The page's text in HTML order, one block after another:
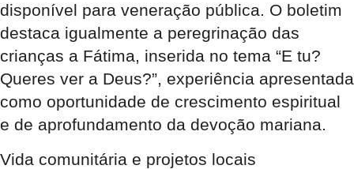
disponível para veneração pública. O boletim
destaca igualmente a peregrinação das
crianças a Fátima, inserida no tema “E tu?
Queres ver a Deus?”, experiência apresentada
como oportunidade de crescimento espiritual
e de aprofundamento da devoção mariana.
Vida comunitária e projetos locais